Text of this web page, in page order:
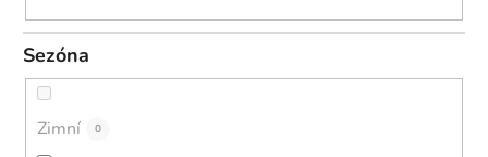
Sezóna
Zimní 0